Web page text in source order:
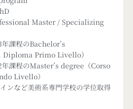
Master / Specializing
課程のBachelor’s
Diploma Primo Livello）
年課程のMaster’s degree（Corso
Livello）
ンなど美術系専門学校の学位取得